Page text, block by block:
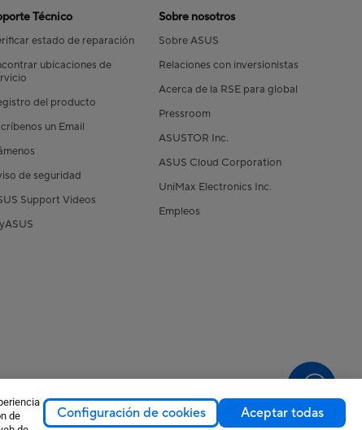
de
Configuración de cookies Aceptar todas
Técnico
estado de reparación
ubicaciones de
del producto
un Email
de seguridad
Support Videos
Sobre nosotros
Sobre ASUS
Relaciones con inversionistas
Acerca de la RSE para global
Pressroom
ASUSTOR Inc.
ASUS Cloud Corporation
UniMax Electronics Inc.
Empleos